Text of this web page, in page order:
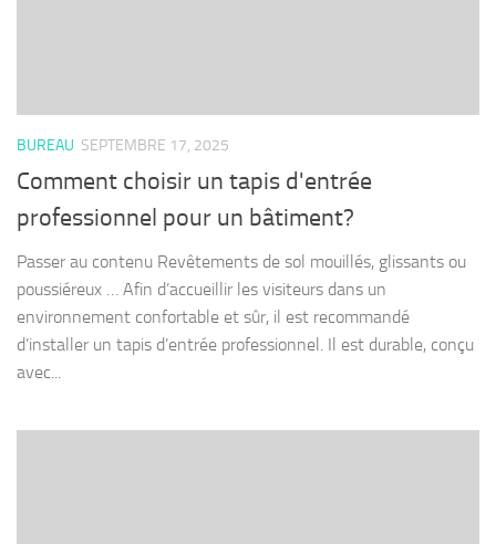
BUREAU SEPTEMBRE 17, 2025
Comment choisir un tapis d'entrée
professionnel pour un bâtiment?
Passer au contenu Revêtements de sol mouillés, glissants ou
poussiéreux … Afin d’accueillir les visiteurs dans un
environnement confortable et sûr, il est recommandé
d’installer un tapis d’entrée professionnel. Il est durable, conçu
avec...